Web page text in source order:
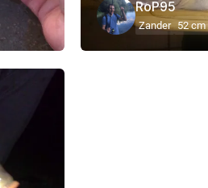
RoP95
Zander 52 cm